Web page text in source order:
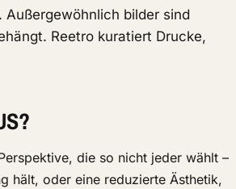
bilder sind
Reetro kuratiert Drucke,
die so nicht jeder wählt –
hält, oder eine reduzierte Ästhetik,